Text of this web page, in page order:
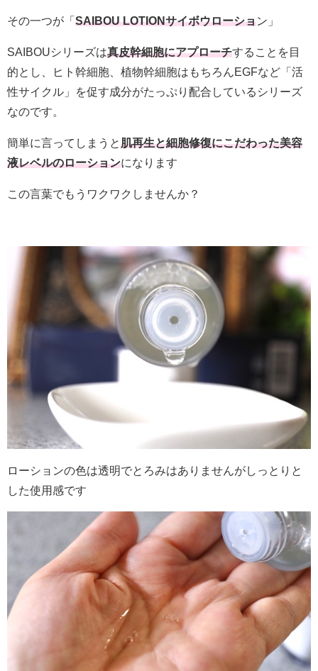
その一つが「 SAIBOU LOTIONサイボウローション」
SAIBOUシリーズは真皮幹細胞にアプローチすることを目
的とし、ヒト幹細胞、植物幹細胞はもちろんEGFなど「活
性サイクル」を促す成分がたっぷり配合しているシリーズ
なのです。
簡単に言ってしまうと肌再生と細胞修復にこだわった美容
液レベルのローションになります
この言葉でもうワクワクしませんか？
ローションの色は透明でとろみはありませんがしっとりと
した使用感です